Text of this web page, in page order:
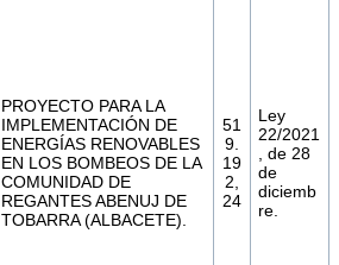
PROYECTO PARA LA
IMPLEMENTACIÓN DE
ENERGÍAS RENOVABLES
EN LOS BOMBEOS DE LA
COMUNIDAD DE
REGANTES ABENUJ DE
TOBARRA (ALBACETE).
51
9.
19
2,
24
Ley
22/2021
, de 28
de
diciemb
re.